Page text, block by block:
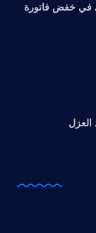
في خفض فاتورة
العزل